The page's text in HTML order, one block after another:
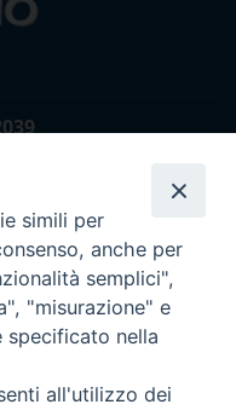
0565 32036
simili per
anche per
semplici",
"misurazione" e
nella
all'utilizzo dei